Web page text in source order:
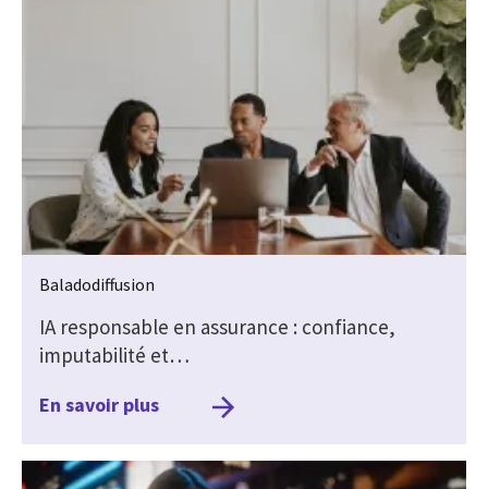
Baladodiffusion
IA responsable en assurance : confiance,
imputabilité et…
En savoir plus